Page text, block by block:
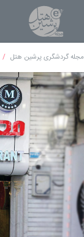
مجله گردشگری پرشین هتل